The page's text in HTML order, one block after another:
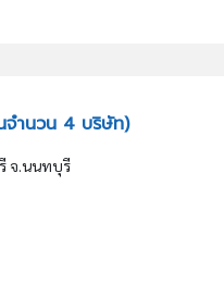
ำนวน 4 บริษัท)
จ.นนทบุรี